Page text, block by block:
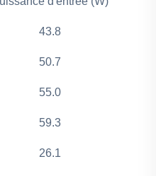
43.8
50.7
55.0
59.3
26.1